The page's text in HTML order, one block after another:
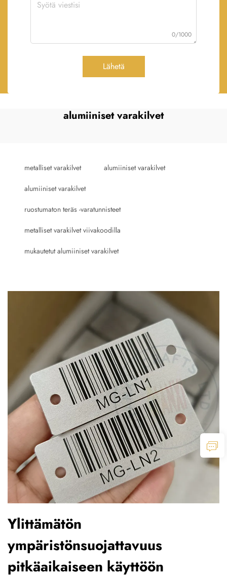
0/1000
Lähetä
alumiiniset varakilvet
metalliset varakilvet alumiiniset varakilvet
alumiiniset varakilvet
ruostumaton teräs -varatunnisteet
metalliset varakilvet viivakoodilla
mukautetut alumiiniset varakilvet
Ylittämätön
ympäristönsuojattavuus
pitkäaikaiseen käyttöön